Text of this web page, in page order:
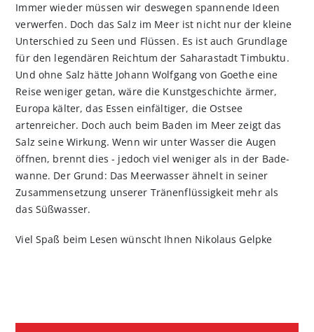
Immer wieder müssen wir deswegen spannende Ideen
verwerfen. Doch das Salz im Meer ist nicht nur der kleine
Unterschied zu Seen und Flüssen. Es ist auch Grundlage
für den legendären Reichtum der Saharastadt Timbuktu.
Und ohne Salz hätte Johann Wolfgang von Goethe eine
Reise weniger getan, wäre die Kunstgeschichte ärmer,
Europa kälter, das Essen einfältiger, die Ostsee
artenreicher. Doch auch beim Baden im Meer zeigt das
Salz seine Wirkung. Wenn wir unter Wasser die Augen
öffnen, brennt dies - jedoch viel weniger als in der Bade­
wanne. Der Grund: Das Meerwasser ähnelt in seiner
Zusammen­setzung unserer Tränenflüssigkeit mehr als
das Süßwasser.
Viel Spaß beim Lesen wünscht Ihnen Nikolaus Gelpke